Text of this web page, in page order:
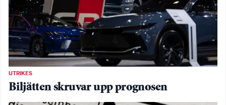
UTRIKES
Biljätten skruvar upp prognosen